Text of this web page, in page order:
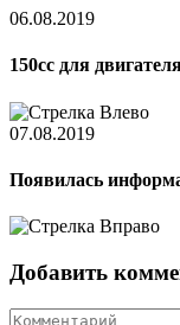
06.08.2019
150cc для
07.08.2019
Появилась
Добавить